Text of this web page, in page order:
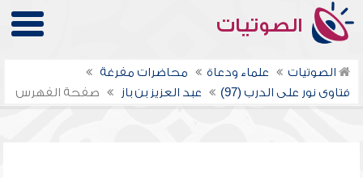
الصوتيات
الصوتيات علماء ودعاة
محاضرات مفرغة
فتاوى نور على الدرب (97)
عبد العزيز بن باز صفحة الفهرس